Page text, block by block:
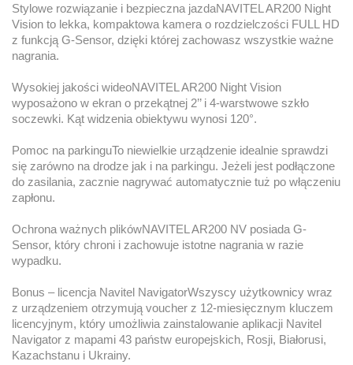
Stylowe rozwiązanie i bezpieczna jazdaNAVITEL AR200 Night
Vision to lekka, kompaktowa kamera o rozdzielczości FULL HD
z funkcją G-Sensor, dzięki której zachowasz wszystkie ważne
nagrania.
Wysokiej jakości wideoNAVITEL AR200 Night Vision
wyposażono w ekran o przekątnej 2’’ i 4-warstwowe szkło
soczewki. Kąt widzenia obiektywu wynosi 120°.
Pomoc na parkinguTo niewielkie urządzenie idealnie sprawdzi
się zarówno na drodze jak i na parkingu. Jeżeli jest podłączone
do zasilania, zacznie nagrywać automatycznie tuż po włączeniu
zapłonu.
Ochrona ważnych plikówNAVITEL AR200 NV posiada G-
Sensor, który chroni i zachowuje istotne nagrania w razie
wypadku.
Bonus – licencja Navitel NavigatorWszyscy użytkownicy wraz
z urządzeniem otrzymują voucher z 12-miesięcznym kluczem
licencyjnym, który umożliwia zainstalowanie aplikacji Navitel
Navigator z mapami 43 państw europejskich, Rosji, Białorusi,
Kazachstanu i Ukrainy.